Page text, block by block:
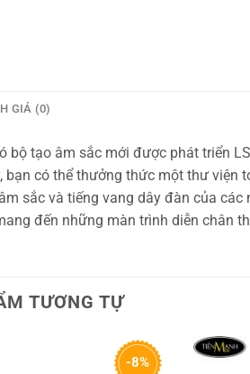
GIÁ (0)
bộ tạo âm sắc mới được phát triển
bạn có thể thưởng thức một thư viện
sắc và tiếng vang dây đàn của
đến những màn trình diễn chân
TƯƠNG TỰ
-8%